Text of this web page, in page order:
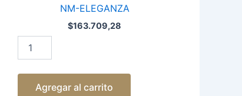
NM-ELEGANZA
$163.709,28
Agregar al carrito